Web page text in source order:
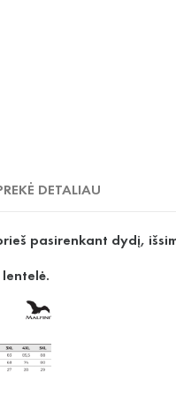
DETALIAU
pasirenkant dydį,